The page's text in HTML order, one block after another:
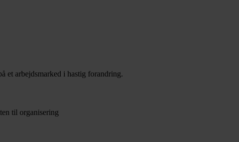
et arbejdsmarked i hastig forandring.
til organisering